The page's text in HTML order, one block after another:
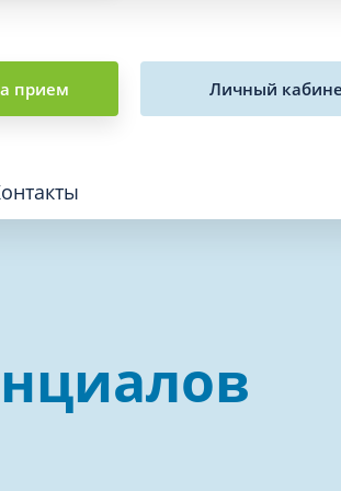
прием Личный
Стоматология